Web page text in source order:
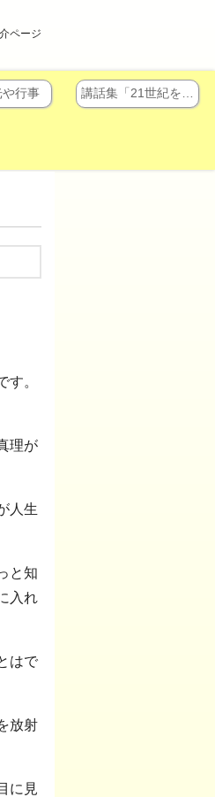
ページ
や行事 講話集「21世紀を…
。
理が
人生
と知
入れ
はで
放射
に見